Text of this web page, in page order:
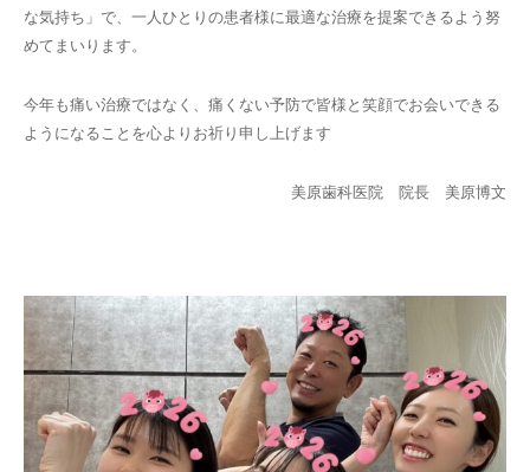
な気持ち」で、一人ひとりの患者様に最適な治療を提案できるよう努
めてまいります。
今年も痛い治療ではなく、痛くない予防で皆様と笑顔でお会いできる
ようになることを心よりお祈り申し上げます
美原歯科医院 院長 美原博文